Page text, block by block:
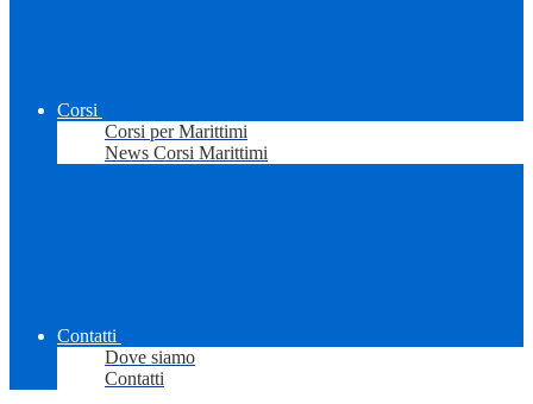
Corsi
Corsi per Marittimi
News Corsi Marittimi
Contatti
Dove siamo
Contatti